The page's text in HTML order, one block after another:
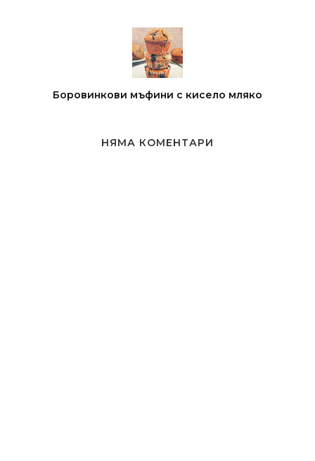
Боровинкови мъфини с кисело мляко
НЯМА КОМЕНТАРИ